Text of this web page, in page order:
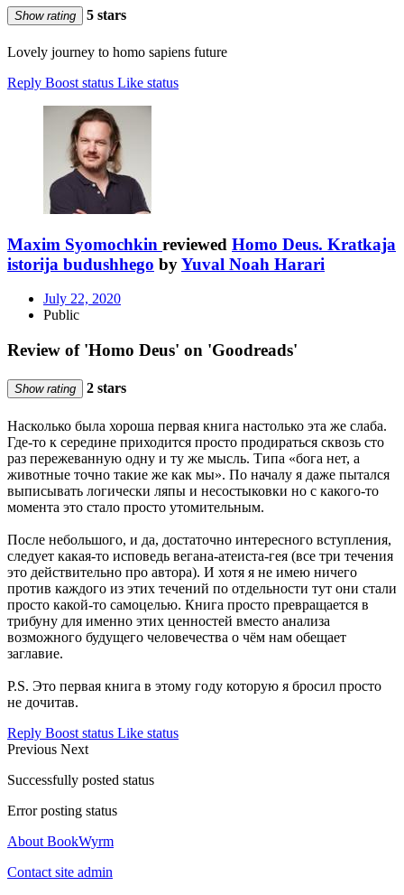
Show rating 5 stars
Lovely journey to homo sapiens future
Reply Boost status Like status
Maxim Syomochkin reviewed Homo Deus. Kratkaja
istorija budushhego byYuval Noah Harari
July 22, 2020
Public
Review of 'Homo Deus' on 'Goodreads'
Show rating 2 stars
Насколько была хороша первая книга настолько эта же слаба.
Где-то к середине приходится просто продираться сквозь сто
раз пережеванную одну и ту же мысль. Типа «бога нет, а
животные точно такие же как мы». По началу я даже пытался
выписывать логически ляпы и несостыковки но с какого-то
момента это стало просто утомительным.
После небольшого, и да, достаточно интересного вступления,
следует какая-то исповедь вегана-атеиста-гея (все три течения
это действительно про автора). И хотя я не имею ничего
против каждого из этих течений по отдельности тут они стали
просто какой-то самоцелью. Книга просто превращается в
трибуну для именно этих ценностей вместо анализа
возможного будущего человечества о чём нам обещает
заглавие.
P.S. Это первая книга в этому году которую я бросил просто
не дочитав.
Reply Boost status Like status
Previous Next
Successfully posted status
Error posting status
About BookWyrm
Contact site admin